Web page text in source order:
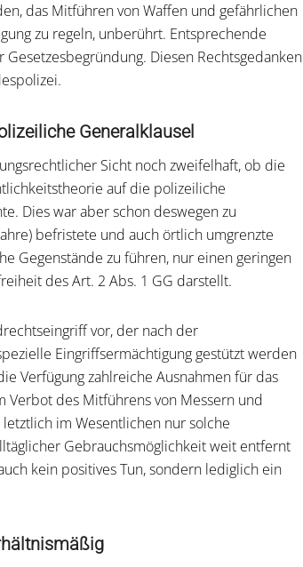
das Mitführen von Waffen und gefährlichen
zu regeln, unberührt. Entsprechende
Diesen Rechtsgedanken
Generalklausel
Sicht noch zweifelhaft, ob die
auf die polizeiliche
Dies war aber schon deswegen zu
befristete und auch örtlich umgrenzte
Gegenstände zu führen, nur einen geringen
des Art. 2 Abs. 1 GG darstellt.
vor, der nach der
Eingriffsermächtigung gestützt werden
Verfügung zahlreiche Ausnahmen für das
des Mitführens von Messern und
im Wesentlichen nur solche
Gebrauchsmöglichkeit weit entfernt
kein positives Tun, sondern lediglich ein